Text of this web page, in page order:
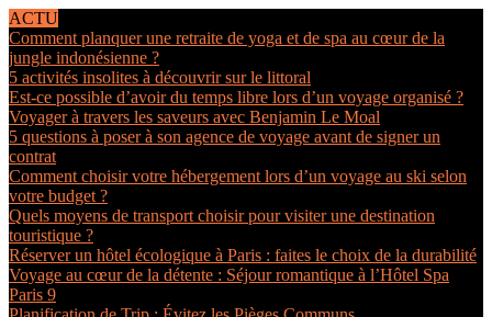
ACTU
Comment planquer une retraite de yoga et de spa au cœur de la
jungle indonésienne ?
5 activités insolites à découvrir sur le littoral
Est-ce possible d’avoir du temps libre lors d’un voyage organisé ?
Voyager à travers les saveurs avec Benjamin Le Moal
5 questions à poser à son agence de voyage avant de signer un
contrat
Comment choisir votre hébergement lors d’un voyage au ski selon
votre budget ?
Quels moyens de transport choisir pour visiter une destination
touristique ?
Réserver un hôtel écologique à Paris : faites le choix de la durabilité
Voyage au cœur de la détente : Séjour romantique à l’Hôtel Spa
Paris 9